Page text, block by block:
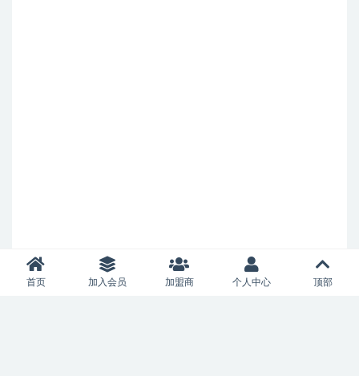
首页 加入会员 加盟商 个人中心 顶部